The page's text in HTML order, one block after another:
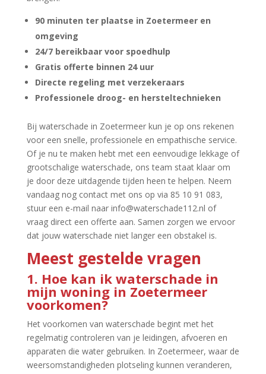
90 minuten ter plaatse in Zoetermeer en
omgeving
24/7 bereikbaar voor spoedhulp
Gratis offerte binnen 24 uur
Directe regeling met verzekeraars
Professionele droog- en hersteltechnieken
Bij waterschade in Zoetermeer kun je op ons rekenen
voor een snelle, professionele en empathische service.​
Of je nu te maken hebt met een eenvoudige lekkage of
grootschalige waterschade, ons team staat klaar om
je door deze uitdagende tijden heen te helpen.​ Neem
vandaag nog contact met ons op via 85 10 91 083,
stuur een e-mail naar info@waterschade112.​nl of
vraag direct een offerte aan.​ Samen zorgen we ervoor
dat jouw waterschade niet langer een obstakel is.​
Meest gestelde vragen
1.​ Hoe kan ik waterschade in
mijn woning in Zoetermeer
voorkomen?
Het voorkomen van waterschade begint met het
regelmatig controleren van je leidingen, afvoeren en
apparaten die water gebruiken.​ In Zoetermeer, waar de
weersomstandigheden plotseling kunnen veranderen,